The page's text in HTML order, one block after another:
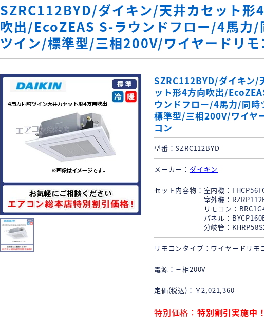
SZRC112BYD/ダイキン/天井カセット形
吹出/EcoZEAS S-ラウンドフロー/4馬力/
ツイン/標準型/三相200V/ワイヤードリモ
SZRC112BYD/ダイキン/
ット形4方向吹出/
ウンドフロー/4馬力/同時
標準型/三相200V/ワイヤ
コン
型番 SZRC112BYD
メーカー ダイキン
セット内容物
室内機：
室外機：
リモコン：
パネル：
分岐管：
リモコンタイプ ワイヤードリモ
電源 三相200V
定価(税込) ￥2,021,360-
特別価格 特別割引実施中